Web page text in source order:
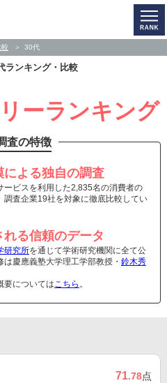
30代
ランキング・比較
ーランキング
査の特徴
による独自の調査
ービスを利用した2,835名の消費者の
調査企業19社を対象に徹底比較してい
る信頼のデータ
研究所を通じて学術研究機関に全て公
慶應義塾大学理工学部教授・ 鈴木秀
要についてはこちら 。
71.78点